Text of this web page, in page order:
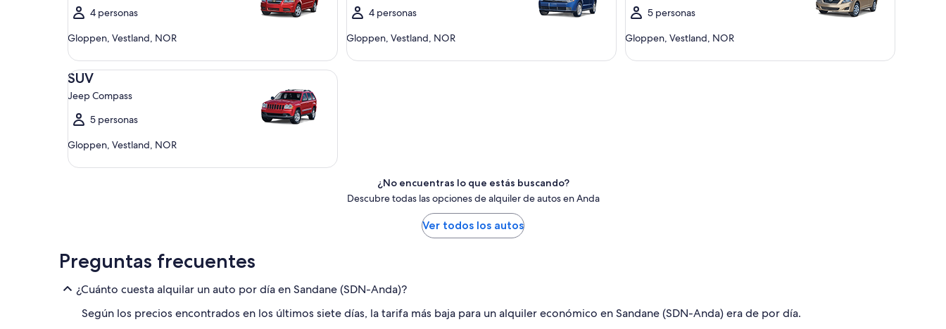
4 personas
Gloppen, Vestland, NOR
4 personas
Gloppen, Vestland, NOR
5 personas
Gloppen, Vestland, NOR
SUV
Jeep Compass
5 personas
Gloppen, Vestland, NOR
SUV Jeep Compass
¿No encuentras lo que estás buscando?
Descubre todas las opciones de alquiler de autos en Anda
Ver todos los autos
Preguntas frecuentes
¿Cuánto cuesta alquilar un auto por día en Sandane (SDN-Anda)?
Según los precios encontrados en los últimos siete días, la tarifa más baja para un alquiler económico en Sandane (SDN-Anda) era de por día.